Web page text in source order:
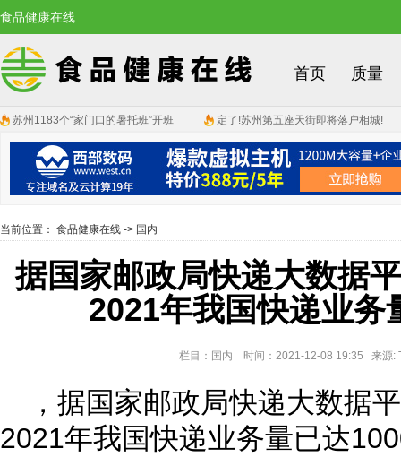
食品健康在线
首页 质量
苏州1183个“家门口的暑托班”开班 定了!苏州第五座天街即将落户相城!
当前位置： 食品健康在线 -> 国内
据国家邮政局快递大数据
2021年我国快递业务
栏目：国内 时间：2021-12-08 19:35 来源
，据国家邮政局快递大数据
2021年我国快递业务量已达